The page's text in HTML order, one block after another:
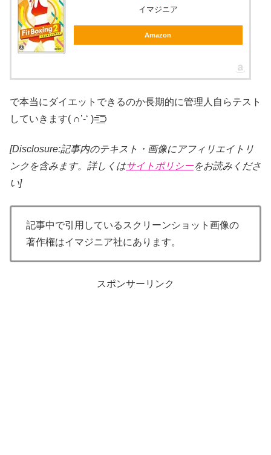
イマジニア
Amazon
で本当にダイエットできるのか長期的に管理人自らテスト
していきます( ∩’-‘ )=͟͟͞͞⊃
[Disclosure:記事内のテキスト・画像にアフィリエイトリ
ンクを含みます。詳しくはサイトポリシーをお読みくださ
い]
記事中で引用しているスクリーンショット画像の
著作権はイマジニア社にあります。
スポンサーリンク